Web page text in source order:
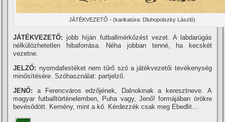
JÁTÉKVEZETŐ - (karikatúra: Dluhopolszky László)
JÁTÉKVEZETŐ:jobb hí­ján futballmérkőzést vezet. A labdarúgás
nélkülözhetetlen hibaforrása. Néha jobban tenné, ha kecskét
vezetne.
JELZŐ: nyomdafestéket nem tűrő szó a játékvezetői tevékenység
minősí­tésére. Szóhasználat: partjelző.
JENŐ: a Ferencváros edzőjének, Dalnokinak a keresztneve. A
magyar futballtörténelemben, Puha vagy, Jenő! formájában örökre
bevésődött. Kemény, mint a kő. Kérdezzék csak meg Ebedlit…